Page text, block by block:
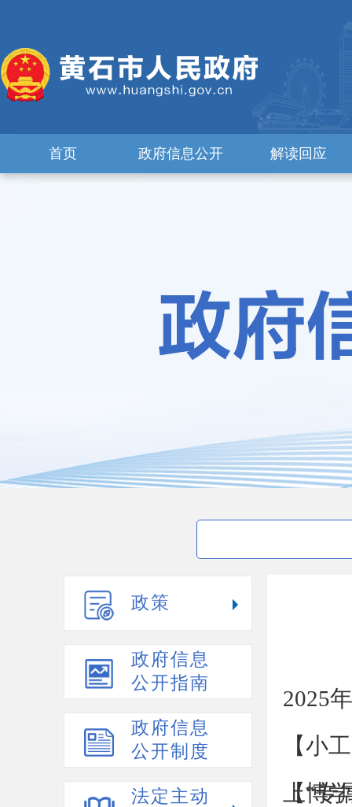
首页 政府信息公开 解读回应
政策
政府信息
公开指南
政府信息
公开制度
法定主动
2025
【小
上“
【博